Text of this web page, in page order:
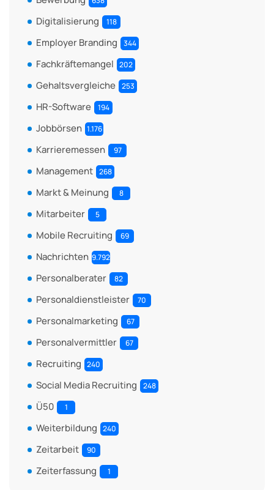
Digitalisierung 118
Employer Branding 344
Fachkräftemangel 202
Gehaltsvergleiche 253
HR-Software 194
Jobbörsen 1.176
Karrieremessen 97
Management 268
Markt & Meinung 8
Mitarbeiter 5
Mobile Recruiting 69
Nachrichten 9.792
Personalberater 82
Personaldienstleister 70
Personalmarketing 67
Personalvermittler 67
Recruiting 240
Social Media Recruiting 248
Ü50 1
Weiterbildung 240
Zeitarbeit 90
Zeiterfassung 1